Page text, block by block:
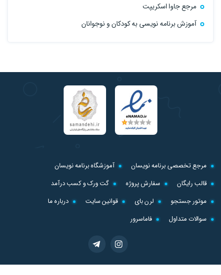
مرجع جاوا اسکریپت
آموزش برنامه نویسی به کودکان و نوجوانان
مرجع تخصصی برنامه نویسان
آموزشگاه برنامه نویسان
قالب رایگان
سفارش پروژه
گت ورک و کسب درآمد
موتور جستجو
لرن بای قوانین سایت
درباره ما
سوالات متداول
فاماسرور